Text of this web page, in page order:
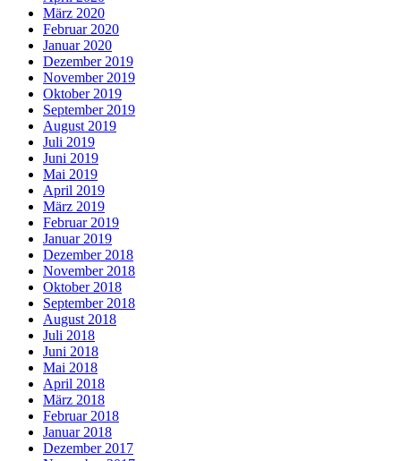
März 2020
Februar 2020
Januar 2020
Dezember 2019
November 2019
Oktober 2019
September 2019
August 2019
Juli 2019
Juni 2019
Mai 2019
April 2019
März 2019
Februar 2019
Januar 2019
Dezember 2018
November 2018
Oktober 2018
September 2018
August 2018
Juli 2018
Juni 2018
Mai 2018
April 2018
März 2018
Februar 2018
Januar 2018
Dezember 2017